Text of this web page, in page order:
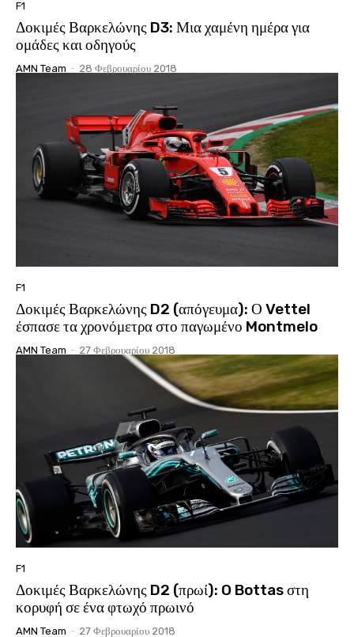
F1
Δοκιμές Βαρκελώνης D3: Μια χαμένη ημέρα για
ομάδες και οδηγούς
AMN Team - 28 Φεβρουαρίου 2018
F1
Δοκιμές Βαρκελώνης D2 (απόγευμα): Ο Vettel
έσπασε τα χρονόμετρα στο παγωμένο Montmelo
AMN Team - 27 Φεβρουαρίου 2018
F1
Δοκιμές Βαρκελώνης D2 (πρωί): O Bottas στη
κορυφή σε ένα φτωχό πρωινό
AMN Team - 27 Φεβρουαρίου 2018